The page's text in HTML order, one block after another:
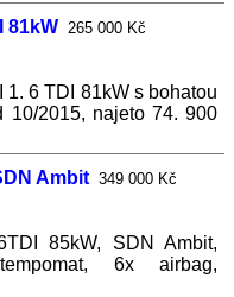
81kW 265 000 Kč
1. 6 TDI 81kW s bohatou
10/2015, najeto 74. 900
Ambit 349 000 Kč
85kW, SDN Ambit,
6x airbag,